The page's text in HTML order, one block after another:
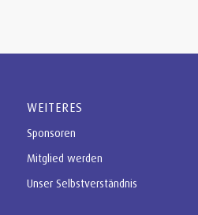
WEITERES
Sponsoren
Mitglied werden
Unser Selbstverständnis